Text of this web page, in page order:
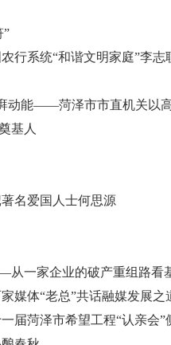
”
行系统“和谐文明家庭”李志
动能——菏泽市市直机关以
基人
名爱国人士何思源
从一家企业的破产重组路看
媒体“老总”共话融媒发展之
届菏泽市希望工程“认亲会”